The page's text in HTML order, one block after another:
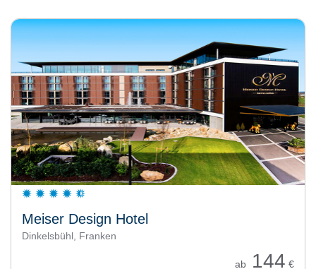
Meiser Design Hotel
Dinkelsbühl, Franken
ab 144 €